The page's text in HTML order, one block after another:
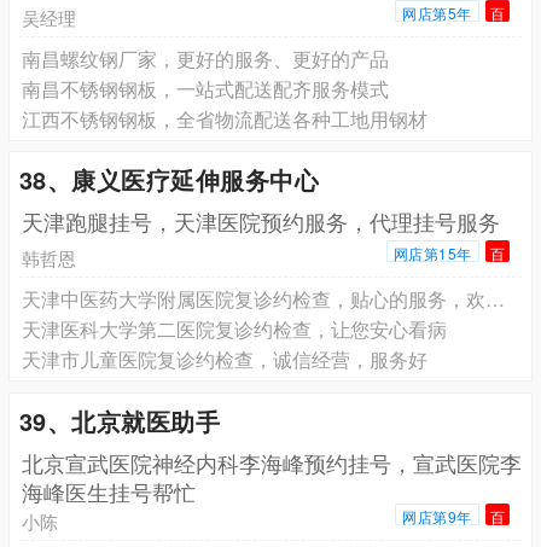
吴经理 网店第5年 百
南昌螺纹钢厂家，更好的服务、更好的产品
南昌不锈钢钢板，一站式配送配齐服务模式
江西不锈钢钢板，全省物流配送各种工地用钢材
38、康义医疗延伸服务中心
天津跑腿挂号，天津医院预约服务，代理挂号服务
韩哲恩 网店第15年 百
天津中医药大学附属医院复诊约检查，贴心的服务，欢迎来电
天津医科大学第二医院复诊约检查，让您安心看病
天津市儿童医院复诊约检查，诚信经营，服务好
39、北京就医助手
北京宣武医院神经内科李海峰预约挂号，宣武医院李
海峰医生挂号帮忙
小陈 网店第9年 百